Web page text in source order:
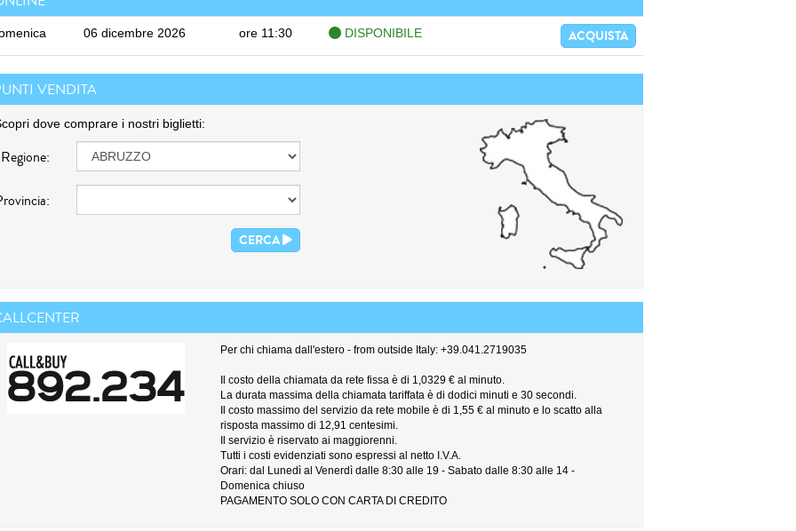
06 dicembre 2026 ore 11:30 DISPONIBILE ACQUISTA
VENDITA
dove comprare i nostri biglietti:
Regione:
CERCA
Per chi chiama dall'estero - from outside Italy: +39.041.2719035
Il costo della chiamata da rete fissa è di 1,0329 € al minuto.
La durata massima della chiamata tariffata è di dodici minuti e 30 secondi.
Il costo massimo del servizio da rete mobile è di 1,55 € al minuto e lo scatto alla
risposta massimo di 12,91 centesimi.
Il servizio è riservato ai maggiorenni.
Tutti i costi evidenziati sono espressi al netto I.V.A.
Orari: dal Lunedì al Venerdì dalle 8:30 alle 19 - Sabato dalle 8:30 alle 14 -
Domenica chiuso
PAGAMENTO SOLO CON CARTA DI CREDITO